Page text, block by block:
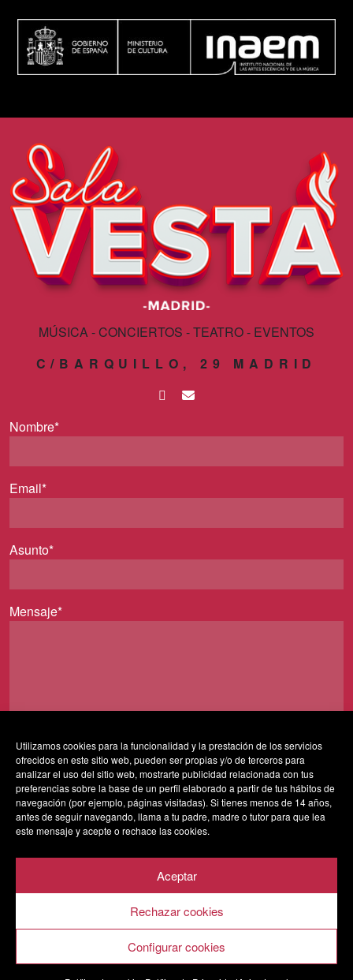
Utilizamos cookies para la funcionalidad y la prestación de los servicios
ofrecidos en este sitio web, pueden ser propias y/o de terceros para
analizar el uso del sitio web, mostrarte publicidad relacionada con tus
preferencias sobre la base de un perfil elaborado a partir de tus hábitos de
navegación (por ejemplo, páginas visitadas). Si tienes menos de 14 años,
antes de seguir navegando, llama a tu padre, madre o tutor para que lea
este mensaje y acepte o rechace las cookies.
Aceptar
Rechazar cookies
Configurar cookies
MÚSICA - CONCIERTOS - TEATRO - EVENTOS
C/BARQUILLO, 29 MADRID
Nombre*
Email*
Asunto*
Mensaje*
Al usar este formulario accedes al almacenamiento y
gestión de tus datos por parte de esta web y confirmas
que has leído nuestra política de privacidad*
POLÍTICA DE PRIVACIDAD
POLÍTICA DE COOKIES
SALA VESTA 2020 © Todos los derechos reservados